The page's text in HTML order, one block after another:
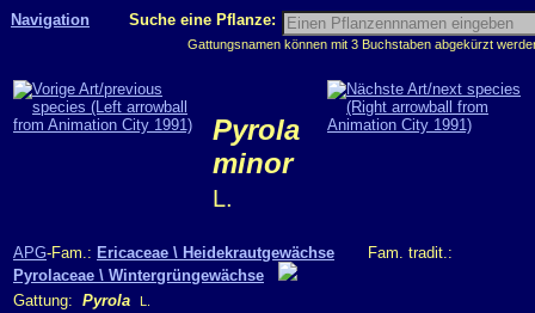
Navigation Suche eine Pflanze:
Gattungsnamen können mit 3 Buchstaben abgekürzt
Pyrola
minor
L.
APG-Fam.: Ericaceae \ Heidekrautgewächse Fam. tradit.:
Pyrolaceae \ Wintergrüngewächse
Gattung: Pyrola L.